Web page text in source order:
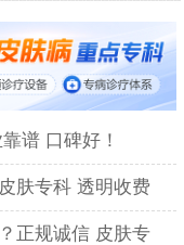
谱 口碑好！
肤专科 透明收费
正规诚信 皮肤专